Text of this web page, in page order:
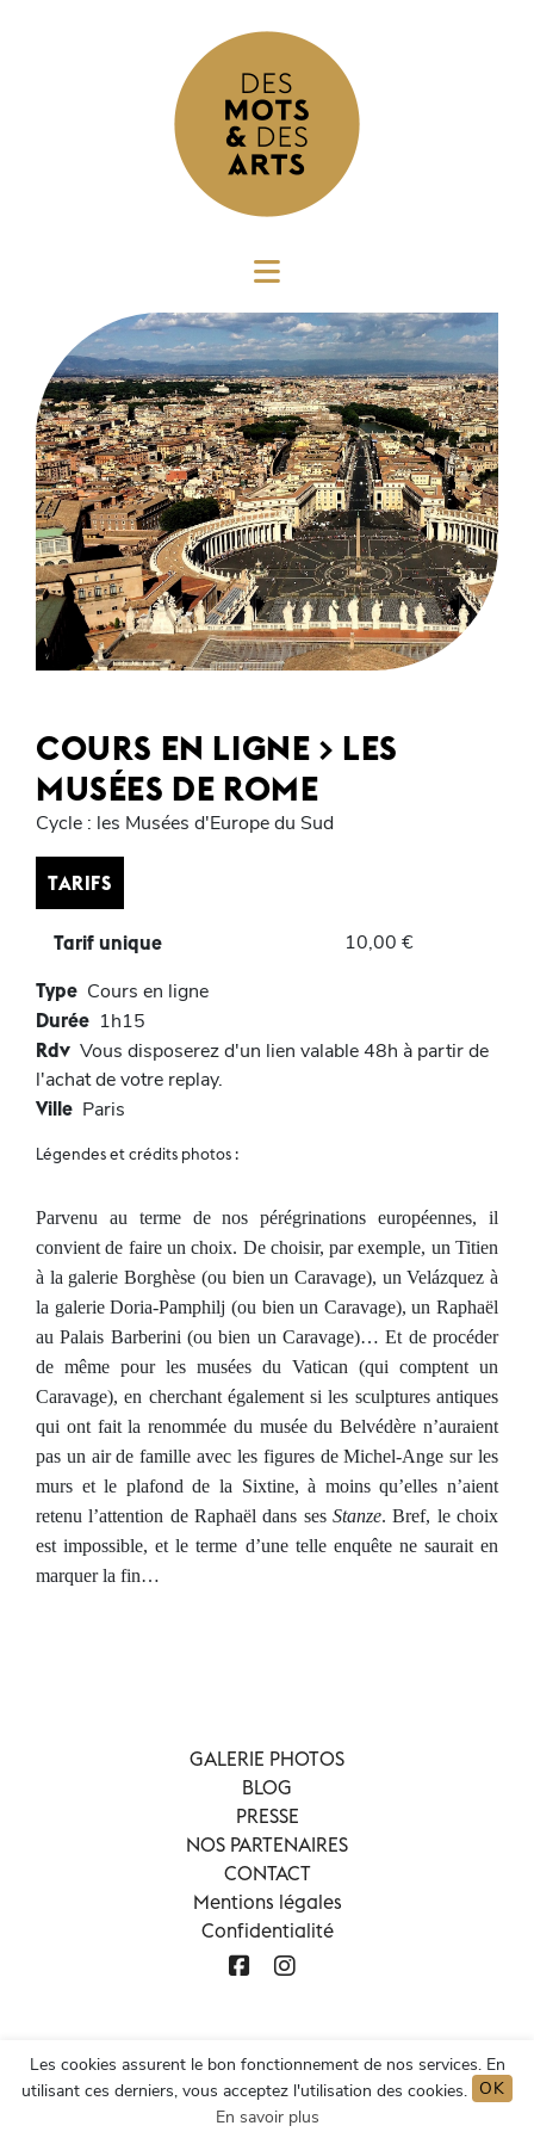
COURS EN LIGNE > LES
MUSÉES DE ROME
Cycle : les Musées d'Europe du Sud
TARIFS
Tarif unique 10,00 €
Type Cours en ligne
Durée 1h15
Rdv Vous disposerez d'un lien valable 48h à partir de
l'achat de votre replay.
Ville Paris
Légendes et crédits photos :
Parvenu au terme de nos pérégrinations européennes, il
convient de faire un choix. De choisir, par exemple, un Titien
à la galerie Borghèse (ou bien un Caravage), un Velázquez à
la galerie Doria-Pamphilj (ou bien un Caravage), un Raphaël
au Palais Barberini (ou bien un Caravage)… Et de procéder
de même pour les musées du Vatican (qui comptent un
Caravage), en cherchant également si les sculptures antiques
qui ont fait la renommée du musée du Belvédère n’auraient
pas un air de famille avec les figures de Michel-Ange sur les
murs et le plafond de la Sixtine, à moins qu’elles n’aient
retenu l’attention de Raphaël dans ses Stanze. Bref, le choix
est impossible, et le terme d’une telle enquête ne saurait en
marquer la fin…
GALERIE PHOTOS
BLOG
PRESSE
NOS PARTENAIRES
CONTACT
Mentions légales
Confidentialité
Les cookies assurent le bon fonctionnement de nos services. En
utilisant ces derniers, vous acceptez l'utilisation des cookies. OK
En savoir plus